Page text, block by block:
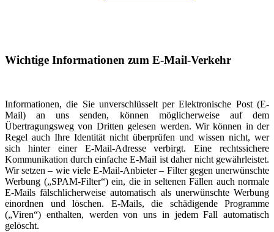
Wichtige Informationen zum E-Mail-Verkehr
Informationen, die Sie unverschlüsselt per Elektronische Post (E-
Mail) an uns senden, können möglicherweise auf dem
Übertragungsweg von Dritten gelesen werden. Wir können in der
Regel auch Ihre Identität nicht überprüfen und wissen nicht, wer
sich hinter einer E-Mail-Adresse verbirgt. Eine rechtssichere
Kommunikation durch einfache E-Mail ist daher nicht gewährleistet.
Wir setzen – wie viele E-Mail-Anbieter – Filter gegen unerwünschte
Werbung („SPAM-Filter“) ein, die in seltenen Fällen auch normale
E-Mails fälschlicherweise automatisch als unerwünschte Werbung
einordnen und löschen. E-Mails, die schädigende Programme
(„Viren“) enthalten, werden von uns in jedem Fall automatisch
gelöscht.